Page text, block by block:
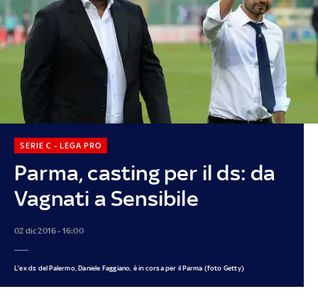
Parma, casting per il ds: da
Vagnati a Sensibile
SERIE C - LEGA PRO
02 dic 2016 - 16:00
L'ex ds del Palermo, Daniele Faggiano, è in corsa per il Parma (foto Getty)